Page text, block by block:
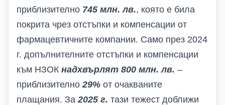
приблизително 745 млн. лв., която е била
покрита чрез отстъпки и компенсации от
фармацевтичните компании. Само през 2024
г. допълнителните отстъпки и компенсации
към НЗОК надхвърлят 800 млн. лв. –
приблизително 29% от очакваните
плащания. За 2025 г. тази тежест доближи